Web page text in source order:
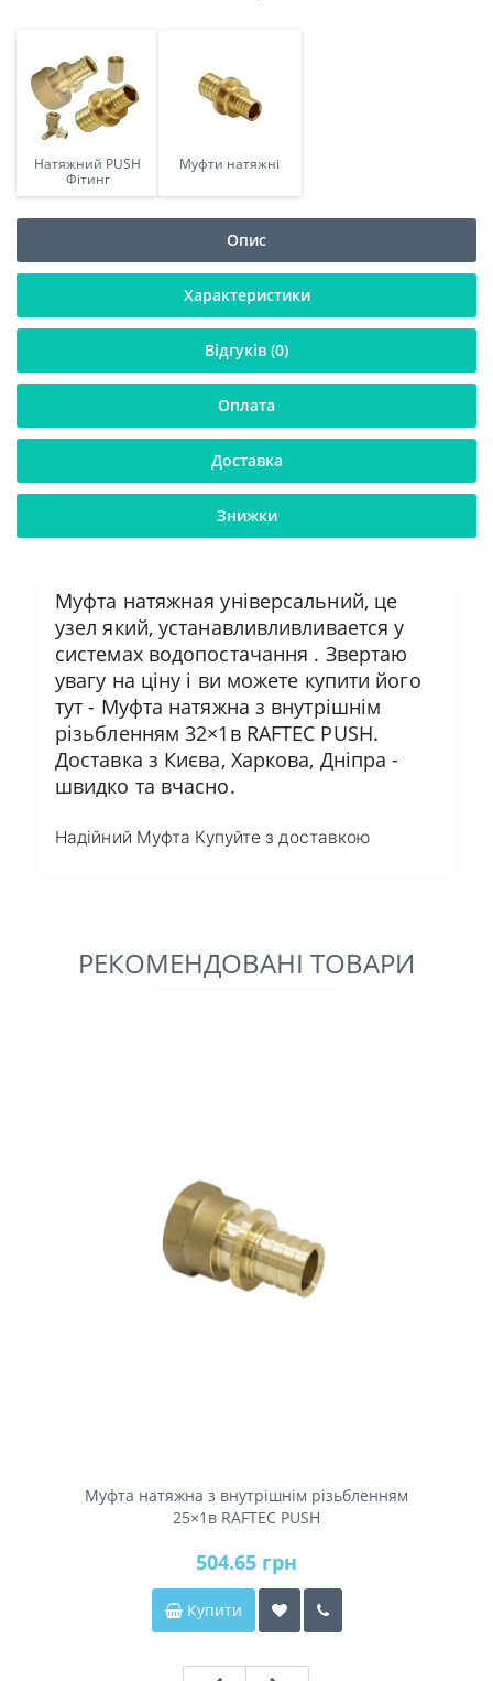
Натяжний PUSH
Фітинг
Муфти натяжні
Опис
Характеристики
Відгуків (0)
Оплата
Доставка
Знижки
Муфта натяжная універсальний, це
узел який, устанавливливливается у
системах водопостачання . Звертаю
увагу на ціну і ви можете купити його
тут - Муфта натяжна з внутрішнім
різьбленням 32×1в RAFTEC PUSH.
Доставка з Києва, Харкова, Дніпра -
швидко та вчасно.
Надійний Муфта Купуйте з доставкою
РЕКОМЕНДОВАНІ ТОВАРИ
Муфта натяжна з внутрішнім різьбленням
25×1в RAFTEC PUSH
504.65 грн
Купити